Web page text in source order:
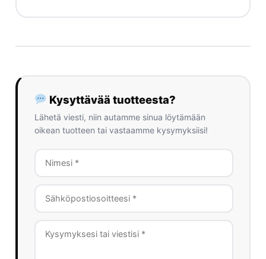
Kysyttävää tuotteesta?
Lähetä viesti, niin autamme sinua löytämään
oikean tuotteen tai vastaamme kysymyksiisi!